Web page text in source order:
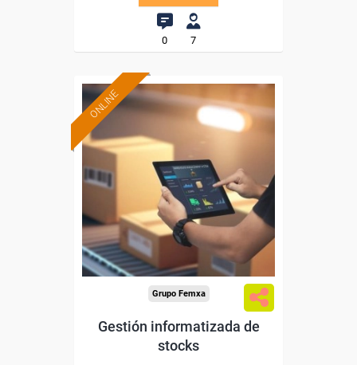
0 7
ONLINE
Formación 100%
subvencionada.
Para desempleados,
trabajadores y autónomos.
Sector
-Transporte y Logística.
Grupo Femxa
Gestión informatizada de
stocks